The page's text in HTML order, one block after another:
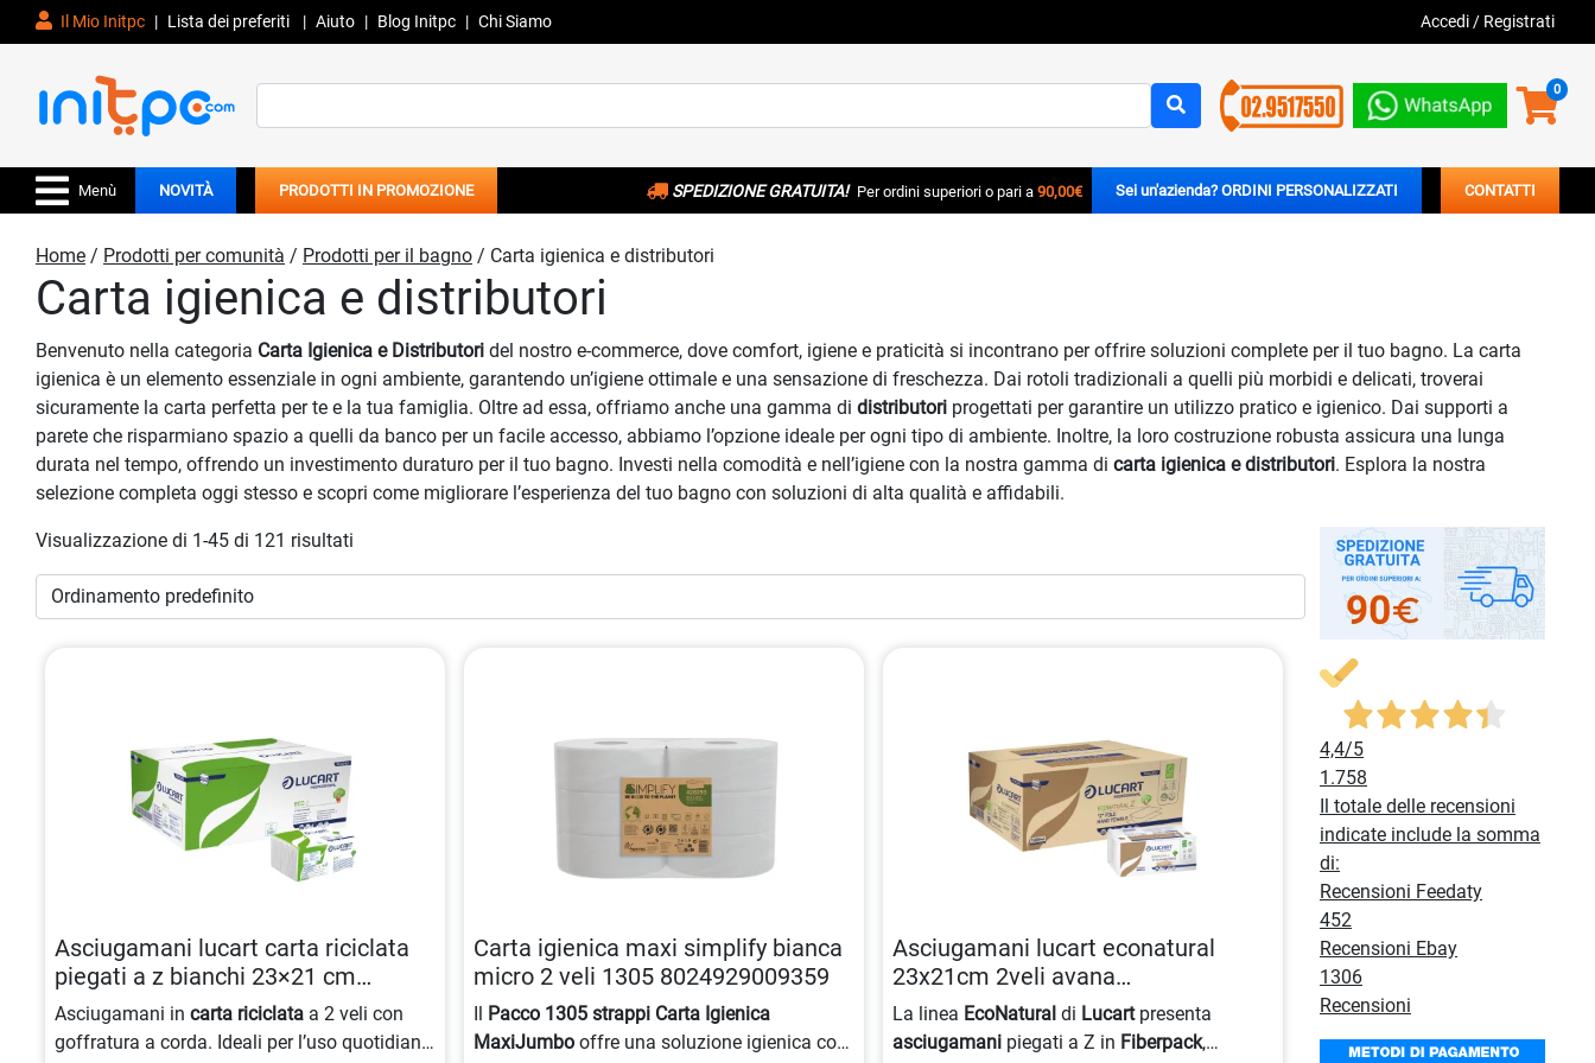
Il Mio Initpc | Lista dei preferiti | Aiuto | Blog Initpc | Chi Siamo Accedi / Registrati
for:
0
Menù NOVITÀ PRODOTTI IN PROMOZIONE SPEDIZIONE GRATUITA! Per ordini superiori o pari a 90,00€ Sei un'azienda? ORDINI PERSONALIZZATI CONTATTI
Home / Prodotti per comunità / Prodotti per il bagno / Carta igienica e distributori
Carta igienica e distributori
Benvenuto nella categoria Carta Igienica e Distributori del nostro e-commerce, dove comfort, igiene e praticità si incontrano per offrire soluzioni complete per il tuo bagno. La carta
igienica è un elemento essenziale in ogni ambiente, garantendo un’igiene ottimale e una sensazione di freschezza. Dai rotoli tradizionali a quelli più morbidi e delicati, troverai
sicuramente la carta perfetta per te e la tua famiglia. Oltre ad essa, offriamo anche una gamma di distributori progettati per garantire un utilizzo pratico e igienico. Dai supporti a
parete che risparmiano spazio a quelli da banco per un facile accesso, abbiamo l’opzione ideale per ogni tipo di ambiente. Inoltre, la loro costruzione robusta assicura una lunga
durata nel tempo, offrendo un investimento duraturo per il tuo bagno. Investi nella comodità e nell’igiene con la nostra gamma di carta igienica e distributori. Esplora la nostra
selezione completa oggi stesso e scopri come migliorare l’esperienza del tuo bagno con soluzioni di alta qualità e affidabili.
Visualizzazione di 1-45 di 121 risultati
Asciugamani lucart carta riciclata
piegati a z bianchi 23×21 cm
8005892411059
Asciugamani in carta riciclata a 2 veli con
goffratura a corda. Ideali per l’uso quotidiano,
Carta igienica maxi simplify bianca
micro 2 veli 1305 8024929009359
Il Pacco 1305 strappi Carta Igienica
MaxiJumbo offre una soluzione igienica con
Asciugamani lucart econatural
23x21cm 2veli avana
220pezziconfezionati
8005892413770
La linea EcoNatural di Lucartpresenta
asciugamani piegati a Z in Fiberpack,
4,4/5
1.758
Il totale delle recensioni
indicate include la somma
di:
Recensioni Feedaty
452
Recensioni Ebay
1306
Recensioni